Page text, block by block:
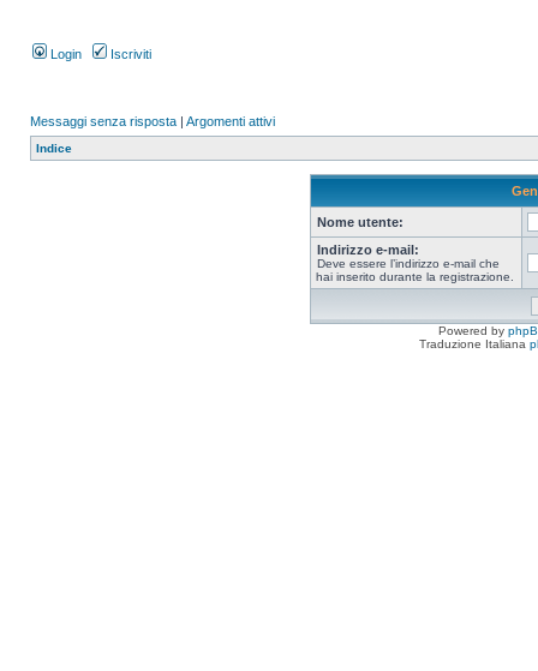
Login Iscriviti
Messaggi senza risposta | Argomenti attivi
Indice
Nome utente:
Indirizzo e-mail:
Deve essere l’indirizzo e-mail che
hai inserito durante la registrazione.
Powered by
Traduzione Italiana